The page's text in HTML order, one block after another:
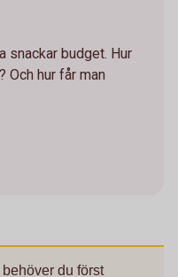
snackar budget. Hur
Och hur får man
du först